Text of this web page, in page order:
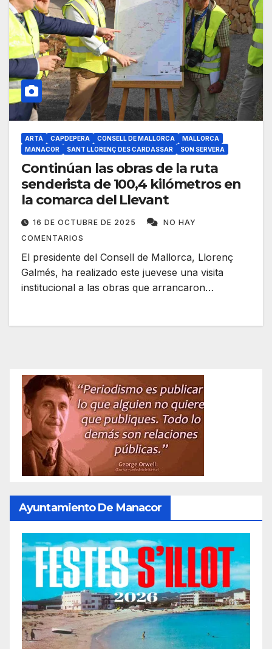
ARTÁ CAPDEPERA CONSELL DE MALLORCA
MALLORCA
MANACOR
SANT LLORENÇ DES CARDASSAR SON SERVERA
Continúan las obras de la ruta
senderista de 100,4 kilómetros en
la comarca del Llevant
16 DE OCTUBRE DE 2025
NO HAY
COMENTARIOS
El presidente del Consell de Mallorca, Llorenç
Galmés, ha realizado este juevese una visita
institucional a las obras que arrancaron…
Ayuntamiento De Manacor